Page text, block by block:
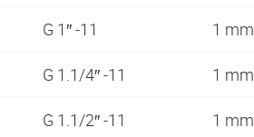
G 1″ -11 1 mm
G 1.1/4″ -11 1 mm
G 1.1/2″ -11 1 mm